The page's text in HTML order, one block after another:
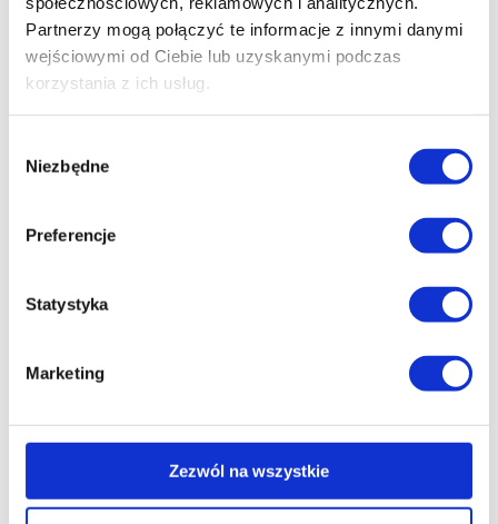
Partnerzy mogą połączyć te informacje z innymi danymi
wejściowymi od Ciebie lub uzyskanymi podczas
korzystania z ich usług.
zgody
Niezbędne
Preferencje
Statystyka
Marketing
Zezwól na wszystkie
Polmar® Ciepłe Skarpety Wełniane Damskie
39.90zł